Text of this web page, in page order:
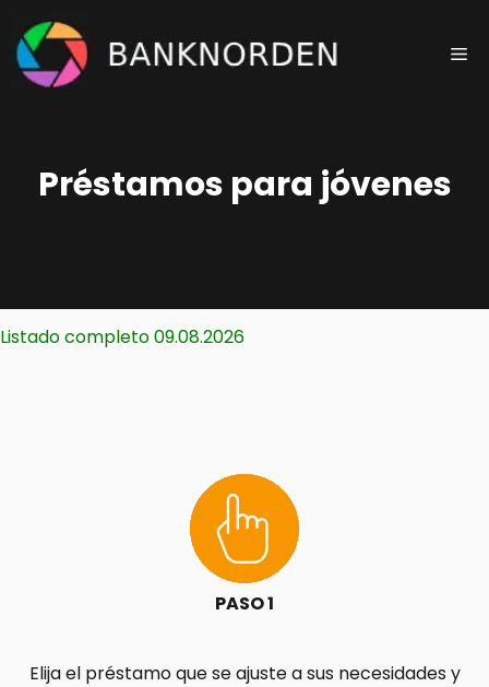
Saltar
contenido
Préstamos para jóvenes
Listado completo 09.08.2026
PASO 1
Elija el préstamo que se ajuste a sus necesidades y